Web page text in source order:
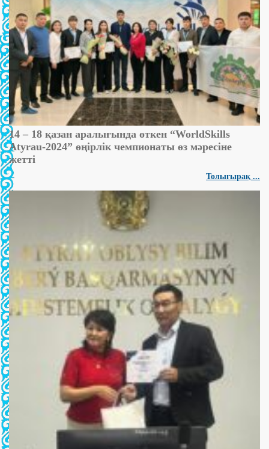
14 – 18 қазан аралығында өткен “WorldSkills
Atyrau-2024” өңірлік чемпионаты өз мәресіне
жетті
Толығырақ ...